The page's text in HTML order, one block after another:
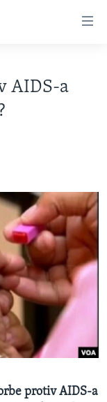
AIDS-a
protiv AIDS-a